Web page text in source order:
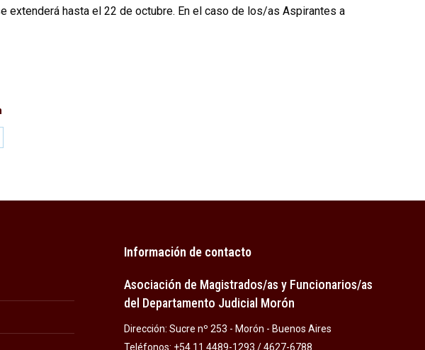
hasta el 22 de octubre. En el caso de los/as Aspirantes a
Información de contacto
Asociación de Magistrados/as y Funcionarios/as
del Departamento Judicial Morón
Dirección: Sucre nº 253 - Morón - Buenos Aires
Teléfonos: +54 11 4489-1293 / 4627-6788